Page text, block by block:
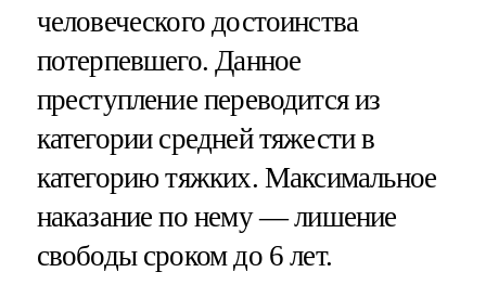
человеческого достоинства
потерпевшего. Данное
преступление переводится из
категории средней тяжести в
категорию тяжких. Максимальное
наказание по нему — лишение
свободы сроком до 6 лет.